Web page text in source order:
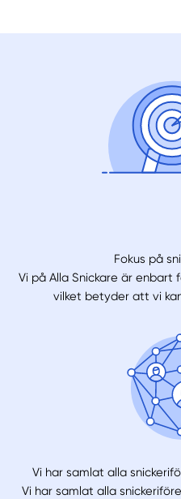
Fokus på
Vi på Alla Snickare är enbart
vilket betyder att vi
Vi har samlat alla
Vi har samlat alla